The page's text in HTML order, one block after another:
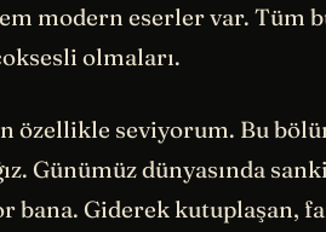
modern eserler var. Tüm
olmaları.
özellikle seviyorum. Bu
Günümüz dünyasında
bana. Giderek kutuplaşan,